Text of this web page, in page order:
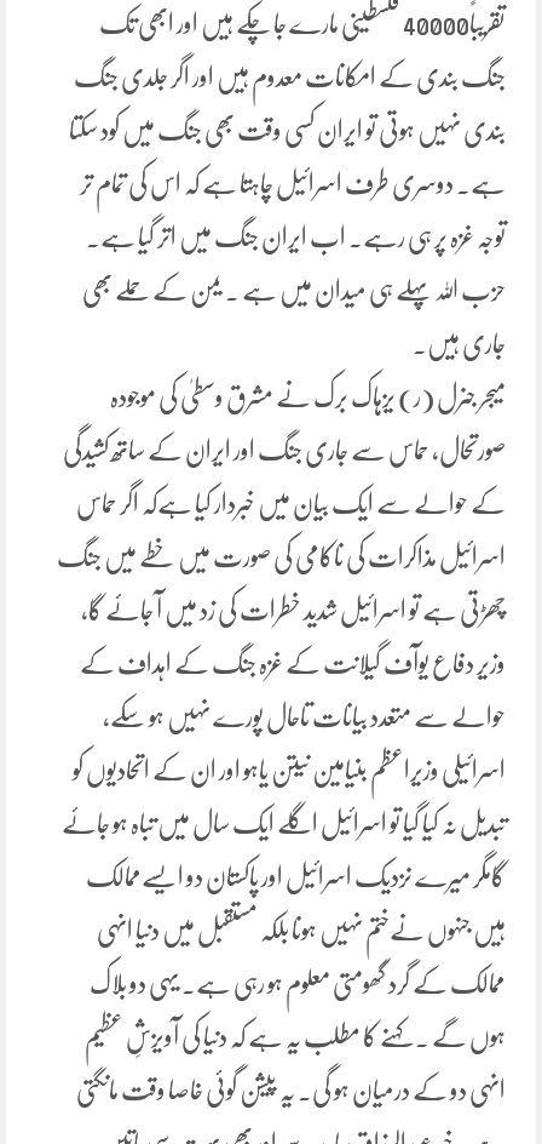
تقریباً40000 فلسطینی مارے جا چکے ہیں اور ابھی تک
جنگ بندی کے امکانات معدوم ہیں اور اگر جلدی جنگ
بندی نہیں ہوتی تو ایران کسی وقت بھی جنگ میں کود سکتا
ہے۔ دوسری طرف اسرائیل چاہتا ہے کہ اس کی تمام تر
توجہ غزہ پر ہی رہے۔ اب ایران جنگ میں اتر گیا ہے۔
حزب اللہ پہلے ہی میدان میں ہے ۔ یمن کے حملے بھی
جاری ہیں۔
میجر جنرل (ر) یزہاک برک نے مشرق وسطیٰ کی موجودہ
صورتحال، حماس سے جاری جنگ اور ایران کے ساتھ کشیدگی
کے حوالے سے ایک بیان میں خبردار کیا ہےکہ اگر حماس
اسرائیل مذاکرات کی ناکامی کی صورت میں خطے میں جنگ
چھڑتی ہے تو اسرائیل شدید خطرات کی زد میں آ جائے گا،
وزیر دفاع یوآف گیلانت کے غزہ جنگ کے اہداف کے
حوالے سے متعدد بیانات تاحال پورے نہیں ہو سکے،
اسرائیلی وزیراعظم بنیامین نیتن یاہو اور ان کے اتحادیوں کو
تبدیل نہ کیا گیا تو اسرائیل اگلے ایک سال میں تباہ ہو جائے
گامگر میرے نزدیک اسرائیل اور پاکستان دو ایسےممالک
ہیں جنہوں نےختم نہیں ہونا بلکہ مستقبل میں دنیا انہی
ممالک کے گرد گھومتی معلوم ہو رہی ہے۔ یہی دو بلاک
ہوں گے ۔ کہنے کا مطلب یہ ہے کہ دنیا کی آویزشِ عظیم
انہی دو کے درمیان ہو گی۔ یہ پیشن گوئی خاصا وقت مانگتی